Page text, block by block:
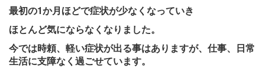
最初の1か月ほどで症状が少なくなっていき
ほとんど気にならなくなりました。
今では時頼、軽い症状が出る事はありますが、仕事、日常
生活に支障なく過ごせています。